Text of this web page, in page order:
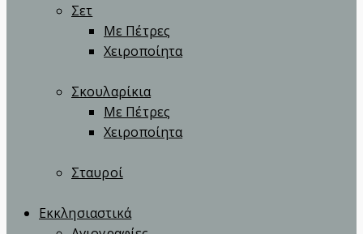
Σετ
Με Πέτρες
Χειροποίητα
Σκουλαρίκια
Με Πέτρες
Χειροποίητα
Σταυροί
Εκκλησιαστικά